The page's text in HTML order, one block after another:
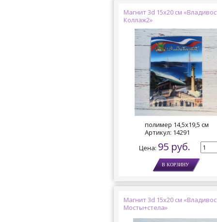
Магнит 3d 15х20 см
Коллаж2»
полимер 14,5х19,5 см
Артикул: 14291
Цена: 95 руб.
Магнит 3d 15х20 см
Мосты+стела»